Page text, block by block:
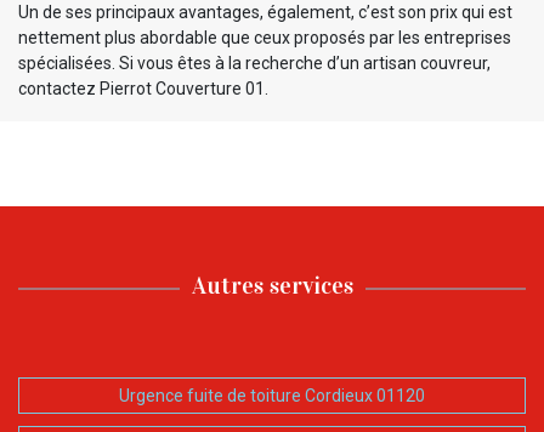
Un de ses principaux avantages, également, c’est son prix qui est
nettement plus abordable que ceux proposés par les entreprises
spécialisées. Si vous êtes à la recherche d’un artisan couvreur,
contactez Pierrot Couverture 01.
Autres services
Urgence fuite de toiture Cordieux 01120